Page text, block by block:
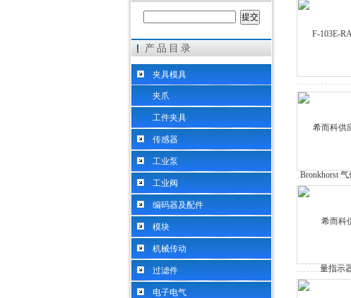
希而科工业控制设备（上海）有限公司
产品目录
夹具模具
夹爪
工件夹具
传感器
工业泵
工业阀
编码器及配件
模块
机械传动
过滤件
电子电气